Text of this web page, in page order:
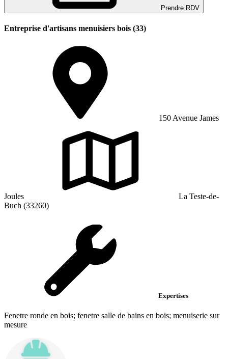
Prendre RDV
Entreprise d'artisans menuisiers bois (33)
150 Avenue James
Joules
La Teste-de-
Buch (33260)
Expertises
Fenetre ronde en bois; fenetre salle de bains en bois; menuiserie sur
mesure